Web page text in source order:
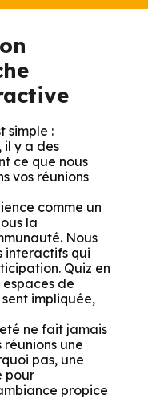
simple :
il y a des
ce que nous
vos réunions
comme un
la
Nous
interactifs qui
Quiz en
de
impliquée,
ne fait jamais
une
pas, une
pour
propice